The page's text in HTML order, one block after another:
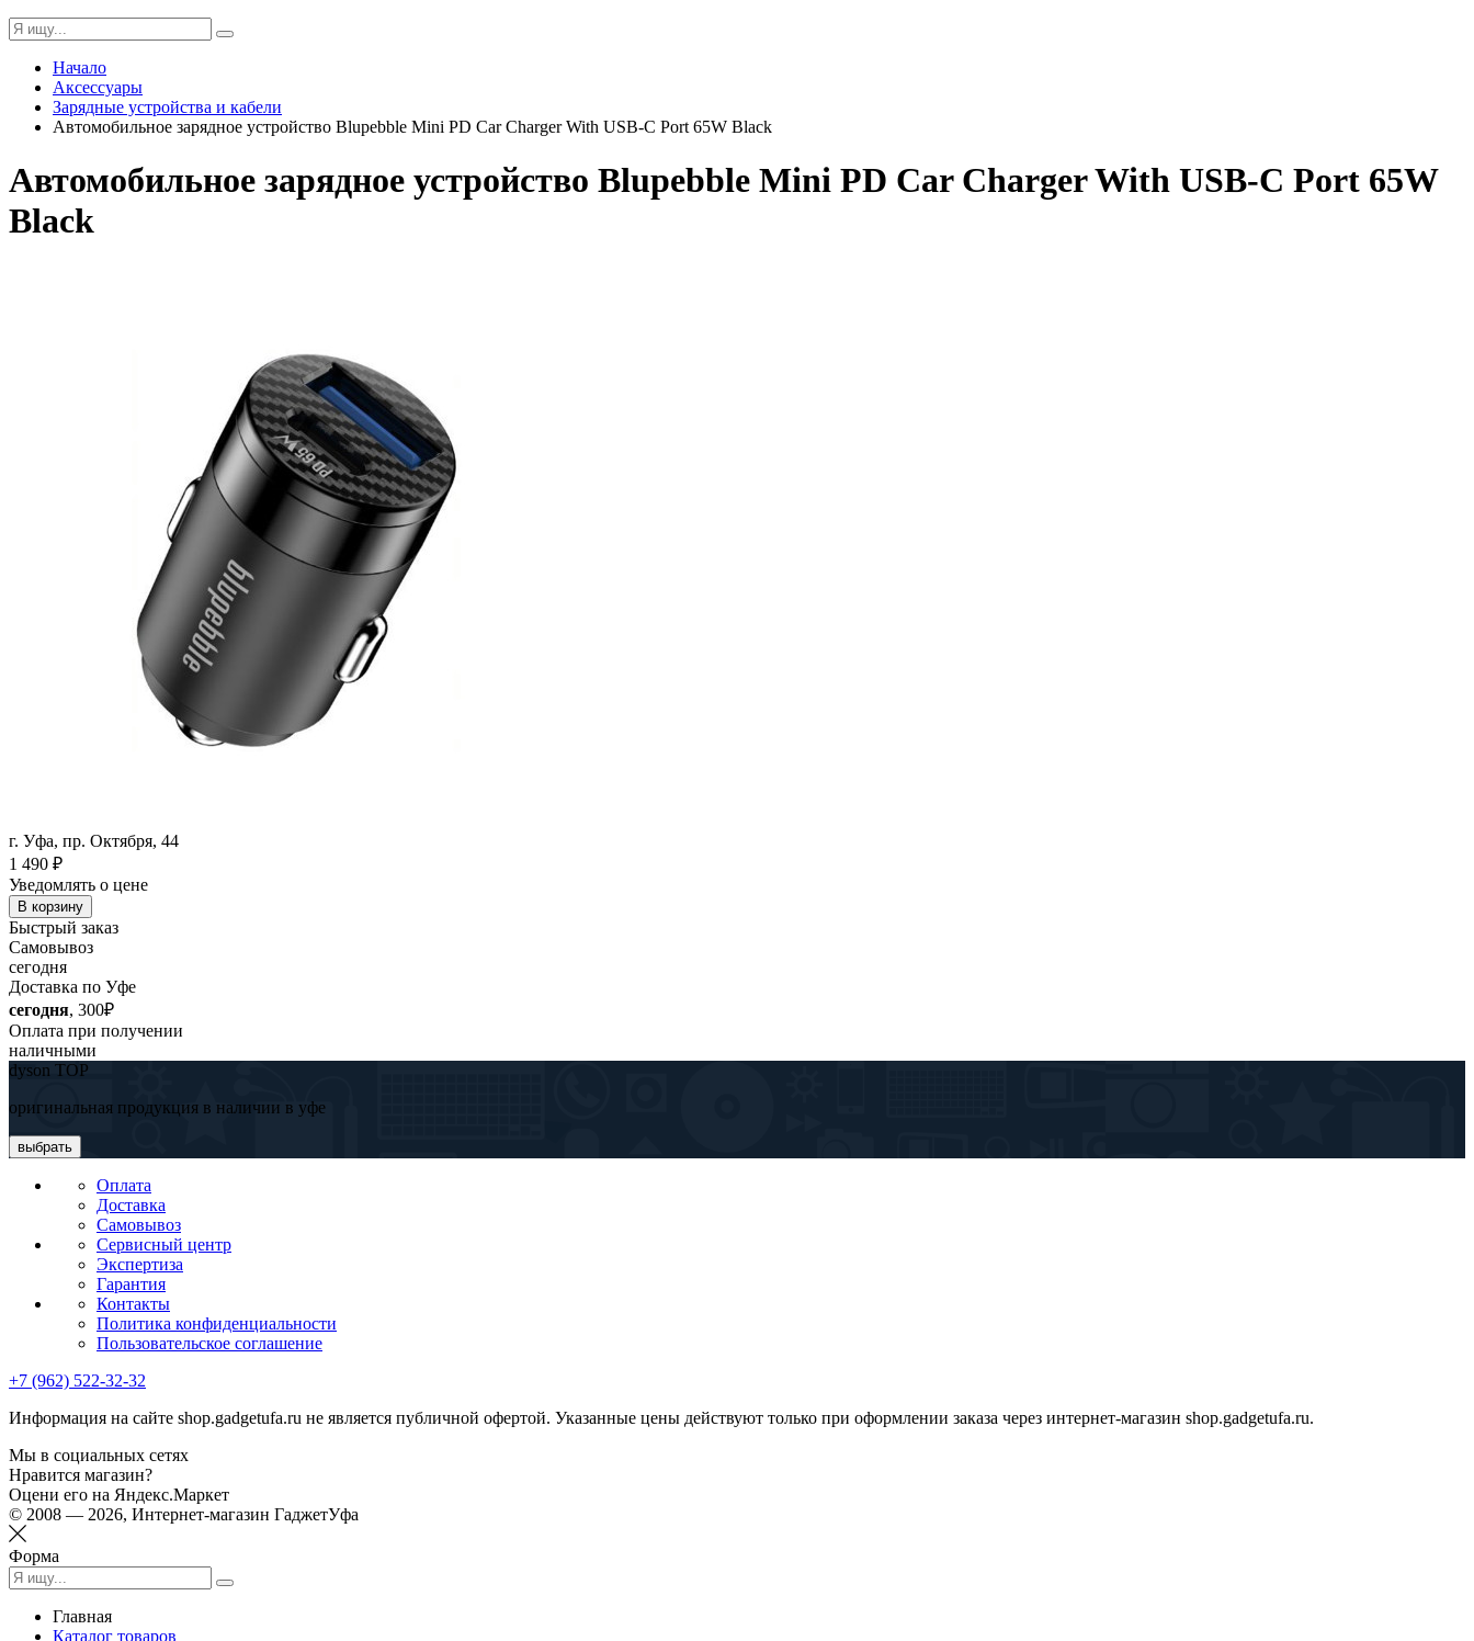
Начало
Аксессуары
Зарядные устройства и кабели
Автомобильное зарядное устройство Blupebble Mini PD Car Charger With USB-C Port 65W Black
Автомобильное зарядное устройство Blupebble Mini PD Car Charger With USB-C Port 65W
Black
г. Уфа, пр. Октября, 44
1 490 ₽
Уведомлять о цене
В корзину
Быстрый заказ
Самовывоз
сегодня
Доставка по Уфе
сегодня, 300₽
Оплата при получении
наличными
dyson TOP
оригинальная продукция в наличии в уфе
выбрать
Оплата
Доставка
Самовывоз
Сервисный центр
Экспертиза
Гарантия
Контакты
Политика конфиденциальности
Пользовательское соглашение
+7 (962) 522-32-32
Информация на сайте shop.gadgetufa.ru не является публичной офертой. Указанные цены действуют только при оформлении заказа через интернет-магазин shop.gadgetufa.ru.
Мы в социальных сетях
Нравится магазин?
Оцени его на Яндекс.Маркет
© 2008 — 2026, Интернет-магазин ГаджетУфа
Форма
Главная
Каталог товаров